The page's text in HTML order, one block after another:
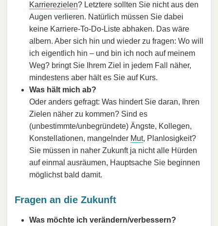
Karrierezielen? Letztere sollten Sie nicht aus den
Augen verlieren. Natürlich müssen Sie dabei
keine Karriere-To-Do-Liste abhaken. Das wäre
albern. Aber sich hin und wieder zu fragen: Wo will
ich eigentlich hin – und bin ich noch auf meinem
Weg? bringt Sie Ihrem Ziel in jedem Fall näher,
mindestens aber hält es Sie auf Kurs.
Was hält mich ab?
Oder anders gefragt: Was hindert Sie daran, Ihren
Zielen näher zu kommen? Sind es
(unbestimmte/unbegründete) Ängste, Kollegen,
Konstellationen, mangelnder Mut, Planlosigkeit?
Sie müssen in naher Zukunft ja nicht alle Hürden
auf einmal ausräumen, Hauptsache Sie beginnen
möglichst bald damit.
Fragen an die Zukunft
Was möchte ich verändern/verbessern?